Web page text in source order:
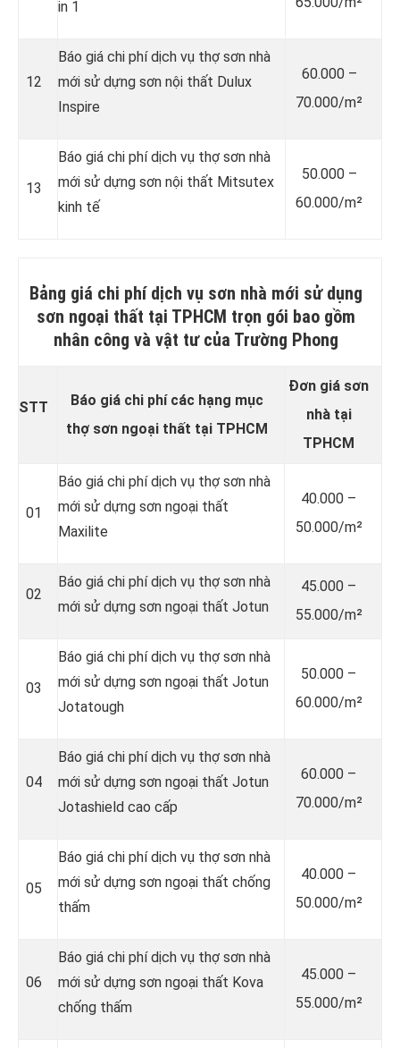
in 1
12
Báo giá chi phí dịch vụ thợ sơn nhà
mới sử dựng sơn nội thất Dulux
Inspire
60.000 –
70.000/m²
13
Báo giá chi phí dịch vụ thợ sơn nhà
mới sử dựng sơn nội thất Mitsutex
kinh tế
50.000 –
60.000/m²
Bảng giá chi phí dịch vụ sơn nhà mới sử dụng
sơn ngoại thất tại TPHCM trọn gói bao gồm
nhân công và vật tư của Trường Phong
STT
Báo giá chi phí các hạng mục
thợ sơn ngoại thất tại TPHCM
Đơn giá sơn
nhà tại
TPHCM
01
Báo giá chi phí dịch vụ thợ sơn nhà
mới sử dựng sơn ngoại thất
Maxilite
40.000 –
50.000/m²
02
Báo giá chi phí dịch vụ thợ sơn nhà
mới sử dựng sơn ngoại thất Jotun
45.000 –
55.000/m²
03
Báo giá chi phí dịch vụ thợ sơn nhà
mới sử dựng sơn ngoại thất Jotun
Jotatough
50.000 –
60.000/m²
04
Báo giá chi phí dịch vụ thợ sơn nhà
mới sử dựng sơn ngoại thất Jotun
Jotashield cao cấp
60.000 –
70.000/m²
05
Báo giá chi phí dịch vụ thợ sơn nhà
mới sử dựng sơn ngoại thất chống
thấm
40.000 –
50.000/m²
06
Báo giá chi phí dịch vụ thợ sơn nhà
mới sử dựng sơn ngoại thất Kova
chống thấm
45.000 –
55.000/m²